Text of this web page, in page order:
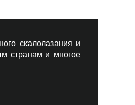
скалолазания и
странам и многое